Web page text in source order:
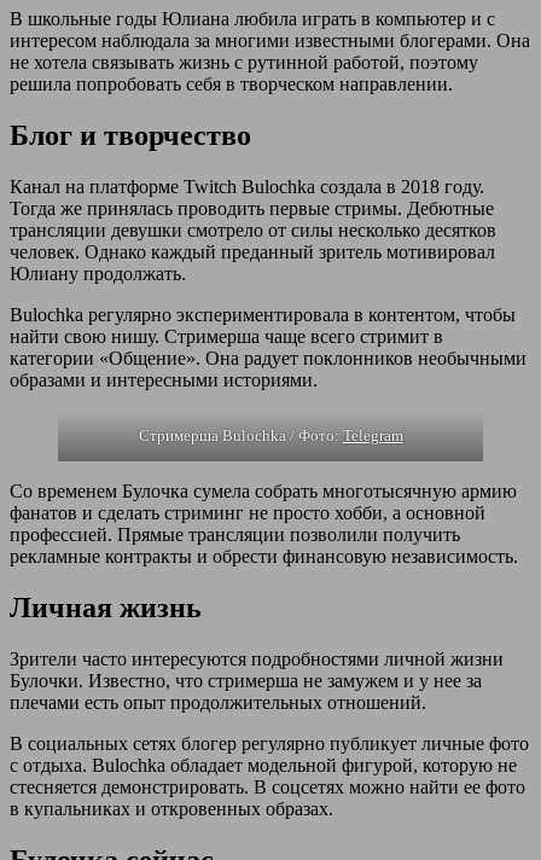
В школьные годы Юлиана любила играть в компьютер и с
интересом наблюдала за многими известными блогерами. Она
не хотела связывать жизнь с рутинной работой, поэтому
решила попробовать себя в творческом направлении.
Блог и творчество
Канал на платформе Twitch Bulochka создала в 2018 году.
Тогда же принялась проводить первые стримы. Дебютные
трансляции девушки смотрело от силы несколько десятков
человек. Однако каждый преданный зритель мотивировал
Юлиану продолжать.
Bulochka регулярно экспериментировала в контентом, чтобы
найти свою нишу. Стримерша чаще всего стримит в
категории «Общение». Она радует поклонников необычными
образами и интересными историями.
Стримерша Bulochka / Фото: Telegram
Со временем Булочка сумела собрать многотысячную армию
фанатов и сделать стриминг не просто хобби, а основной
профессией. Прямые трансляции позволили получить
рекламные контракты и обрести финансовую независимость.
Личная жизнь
Зрители часто интересуются подробностями личной жизни
Булочки. Известно, что стримерша не замужем и у нее за
плечами есть опыт продолжительных отношений.
В социальных сетях блогер регулярно публикует личные фото
с отдыха. Bulochka обладает модельной фигурой, которую не
стесняется демонстрировать. В соцсетях можно найти ее фото
в купальниках и откровенных образах.